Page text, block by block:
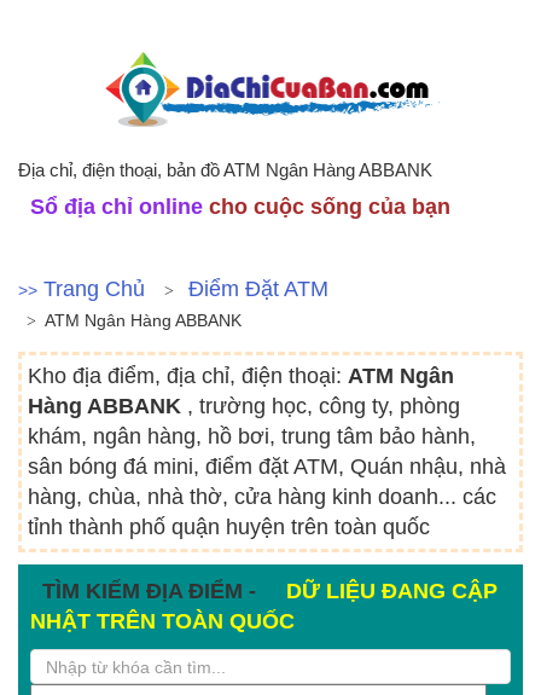
Địa chỉ, điện thoại, bản đồ ATM Ngân Hàng ABBANK
Sổ địa chỉ online cho cuộc sống của bạn
>> Trang Chủ Điểm Đặt ATM
ATM Ngân Hàng ABBANK
Kho địa điểm, địa chỉ, điện thoại: ATM Ngân
Hàng ABBANK , trường học, công ty, phòng
khám, ngân hàng, hồ bơi, trung tâm bảo hành,
sân bóng đá mini, điểm đặt ATM, Quán nhậu, nhà
hàng, chùa, nhà thờ, cửa hàng kinh doanh... các
tỉnh thành phố quận huyện trên toàn quốc
TÌM KIẾM ĐỊA ĐIỂM -
DỮ LIỆU ĐANG CẬP
NHẬT TRÊN TOÀN QUỐC